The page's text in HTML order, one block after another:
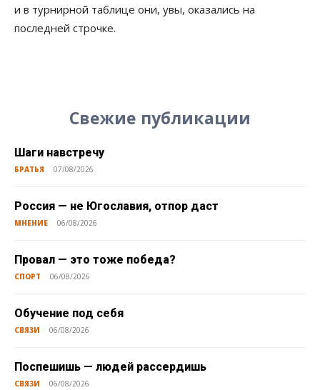
и в турнирной таблице они, увы, оказались на
последней строчке.
Свежие публикации
Шаги навстречу
БРАТЬЯ 07/08/2026
Россия — не Югославия, отпор даст
МНЕНИЕ 06/08/2026
Провал — это тоже победа?
СПОРТ 06/08/2026
Обучение под себя
СВЯЗИ 06/08/2026
Поспешишь — людей рассердишь
СВЯЗИ 06/08/2026